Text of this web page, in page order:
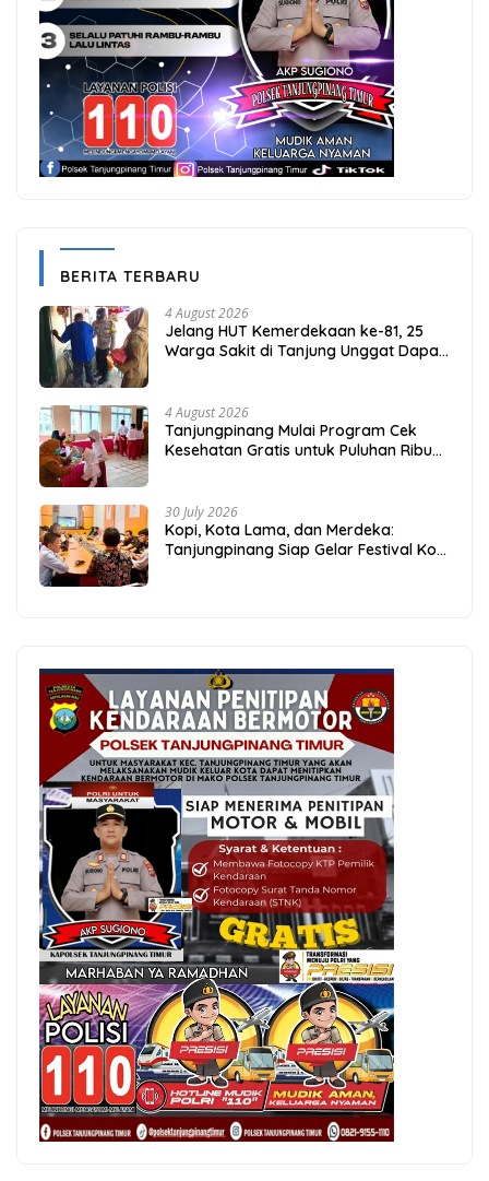
BERITA TERBARU
4 August 2026
Jelang HUT Kemerdekaan ke-81, 25
Warga Sakit di Tanjung Unggat Dapat
4 August 2026
Tanjungpinang Mulai Program Cek
Kesehatan Gratis untuk Puluhan Ribu
30 July 2026
Kopi, Kota Lama, dan Merdeka:
Tanjungpinang Siap Gelar Festival Kopi